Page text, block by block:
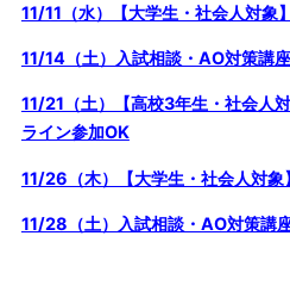
11/11（水）【大学生・社会人対象
11/14（土）入試相談・AO対策講座
11/21（土）【高校3年生・社会人
ライン参加OK
11/26（木）【大学生・社会人対象
11/28（土）入試相談・AO対策講